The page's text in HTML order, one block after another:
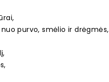
purvo, smėlio ir drėgmės,